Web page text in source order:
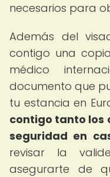
necesarios para
Además del
contigo una
médico
documento que
tu estancia en
contigo tanto los
seguridad en
revisar la
asegurarte de